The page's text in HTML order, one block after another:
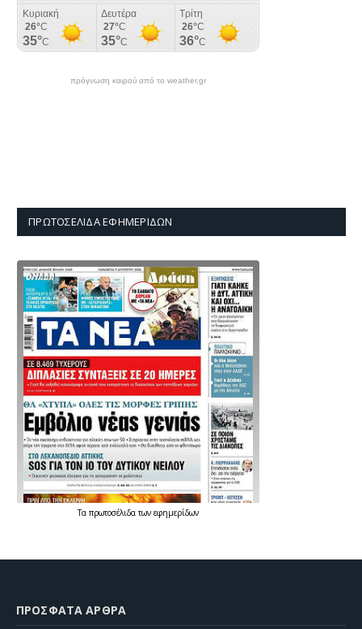
πρόγνωση καιρού από το weather.gr
ΠΡΩΤΟΣΈΛΙΔΑ ΕΦΗΜΕΡΊΔΩΝ
Τα πρωτοσέλιδατων εφημερίδων
ΠΡΌΣΦΑΤΑ ΆΡΘΡΑ